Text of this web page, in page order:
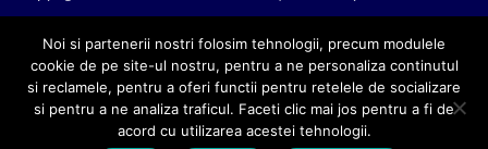
Noi si partenerii nostri folosim tehnologii, precum modulele
cookie de pe site-ul nostru, pentru a ne personaliza continutul
si reclamele, pentru a oferi functii pentru retelele de socializare
si pentru a ne analiza traficul. Faceti clic mai jos pentru a fi de
acord cu utilizarea acestei tehnologii.